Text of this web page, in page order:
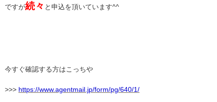
ですが続々 と申込を頂いています^^
今すぐ確認する方はこっちや
>>> https://www.agentmail.jp/form/pg/640/1/